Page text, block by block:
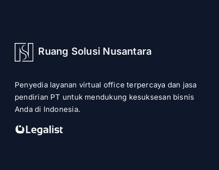
Ruang Solusi Nusantara
Penyedia layanan virtual office terpercaya dan jasa
pendirian PT untuk mendukung kesuksesan bisnis
Anda di Indonesia.